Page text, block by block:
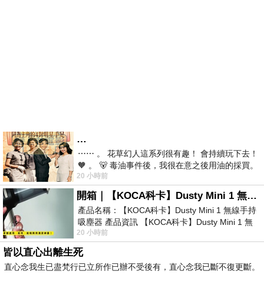
…
⋯⋯ 。 花草幻人這系列很有趣！ 會持續玩下去！
🧡 。 🐻 毒油事件後，我很在意之後用油的採買。
前天購買了我之前就很愛
20 小時前
開箱｜【KOCA科卡】Dusty Mini 1 無線手持吸塵器
產品名稱：【KOCA科卡】Dusty Mini 1 無線手持
吸塵器 產品資訊 【KOCA科卡】Dusty Mini 1 無
線手持吸塵器評語： 能吸、能吹兼具兩
20 小時前
皆以直心出離生死
直心念我生已盡梵行已立所作已辦不受後有，直心念我已斷不復更斷。